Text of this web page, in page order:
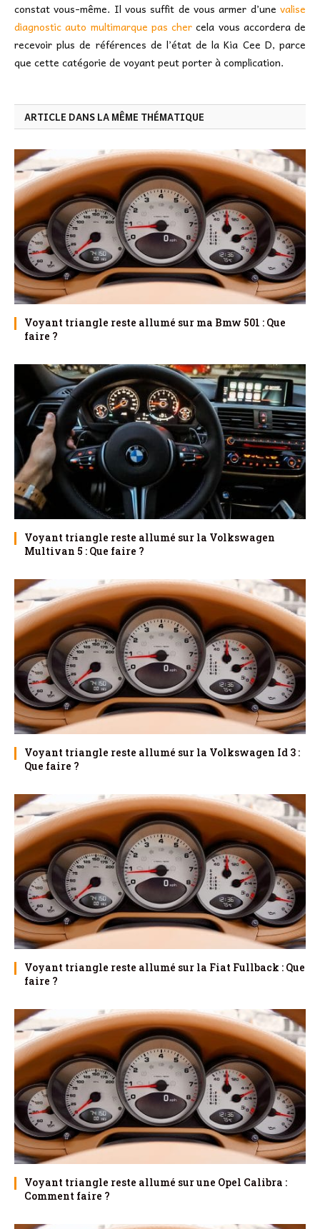
constat vous-même. Il vous suffit de vous armer d’une valise
diagnostic auto multimarque pas cher cela vous accordera de
recevoir plus de références de l’état de la Kia Cee D, parce
que cette catégorie de voyant peut porter à complication.
ARTICLE DANS LA MÊME THÉMATIQUE
Voyant triangle reste allumé sur ma Bmw 501 : Que
faire ?
Voyant triangle reste allumé sur la Volkswagen
Multivan 5 : Que faire ?
Voyant triangle reste allumé sur la Volkswagen Id 3 :
Que faire ?
Voyant triangle reste allumé sur la Fiat Fullback : Que
faire ?
Voyant triangle reste allumé sur une Opel Calibra :
Comment faire ?